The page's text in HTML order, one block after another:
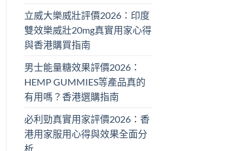
立威大樂威壯評價2026：印度
雙效樂威壯20mg真實用家心得
與香港購買指南
男士能量糖效果評價2026：
HEMP GUMMIES等產品真的
有用嗎？香港選購指南
必利勁真實用家評價2026：香
港用家服用心得與效果全面分
析